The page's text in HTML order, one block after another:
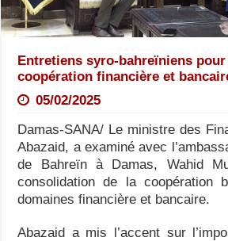
Entretiens syro-bahreïniens
coopération financière et
05/02/2025
Damas-SANA/ Le ministre des
Abazaid, a examiné avec
de Bahreïn à Damas, Wahid
consolidation de la coopération
domaines financière et bancaire.
Abazaid a mis l’accent sur